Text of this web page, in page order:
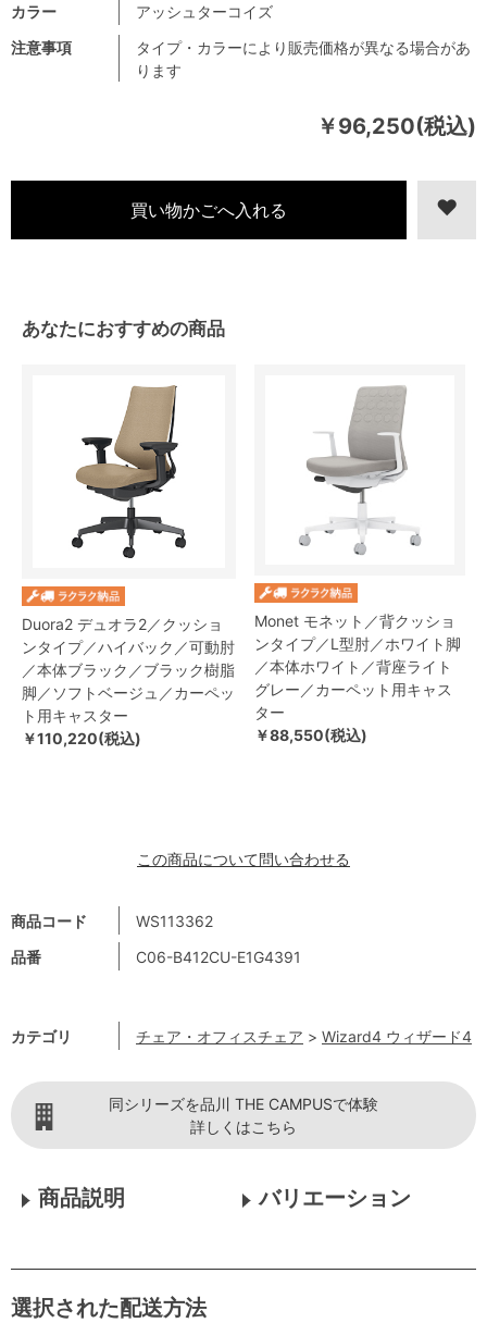
￥96,250(税込)
商品コード
WS113362
品番
C06-B412CU-E1G4391
カテゴリ チェア・オフィスチェア > Wizard4 ウィザード4
注意事項
タイプ・カラーにより販売価格が異なる場合があ
ります
カラー
アッシュターコイズ
あなたにおすすめの商品
Duora2 デュオラ2／クッショ
ンタイプ／ハイバック／可動肘
／本体ブラック／ブラック樹脂
脚／ソフトベージュ／カーペッ
ト用キャスター
￥110,220(税込)
Monet モネット／背クッショ
ンタイプ／L型肘／ホワイト脚
／本体ホワイト／背座ライト
グレー／カーペット用キャス
ター
￥88,550(税込)
この商品について問い合わせる
同シリーズを品川 THE CAMPUSで体験
詳しくはこちら
商品説明 バリエーション
選択された配送方法